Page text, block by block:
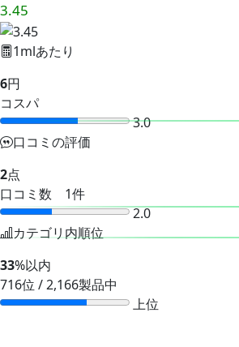
3.45
1mlあたり
6円
コスパ
3.0
口コミの評価
2点
口コミ数 1件
2.0
カテゴリ内順位
33%以内
716位 / 2,166製品中
上位